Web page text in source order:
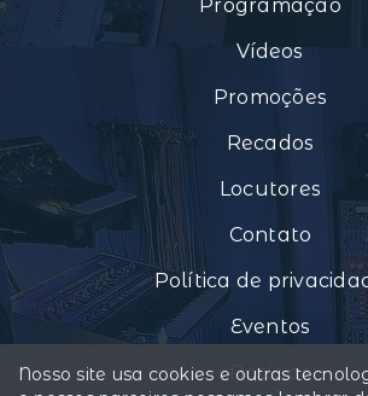
Programação
Vídeos
Promoções
Recados
Locutores
Contato
Política de
Eventos
Notícias
Nosso site usa cookies e outras